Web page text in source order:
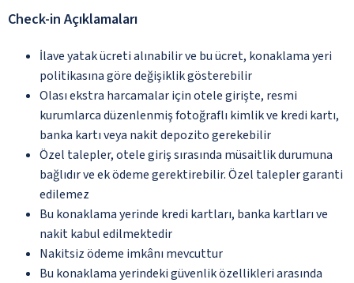
Check-in Açıklamaları
İlave yatak ücreti alınabilir ve bu ücret, konaklama yeri
politikasına göre değişiklik gösterebilir
Olası ekstra harcamalar için otele girişte, resmi
kurumlarca düzenlenmiş fotoğraflı kimlik ve kredi kartı,
banka kartı veya nakit depozito gerekebilir
Özel talepler, otele giriş sırasında müsaitlik durumuna
bağlıdır ve ek ödeme gerektirebilir. Özel talepler garanti
edilemez
Bu konaklama yerinde kredi kartları, banka kartları ve
nakit kabul edilmektedir
Nakitsiz ödeme imkânı mevcuttur
Bu konaklama yerindeki güvenlik özellikleri arasında